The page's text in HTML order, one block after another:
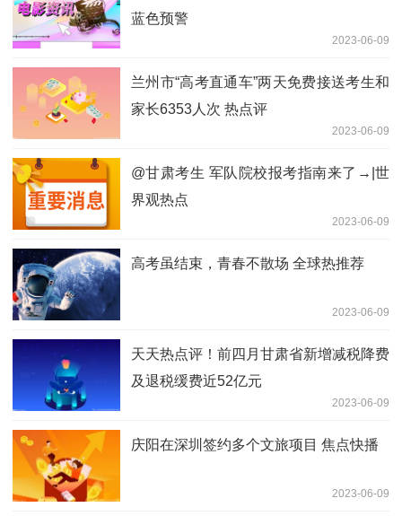
蓝色预警
2023-06-09
兰州市“高考直通车”两天免费接送考生和
家长6353人次 热点评
2023-06-09
@甘肃考生 军队院校报考指南来了→|世
界观热点
2023-06-09
高考虽结束，青春不散场 全球热推荐
2023-06-09
天天热点评！前四月甘肃省新增减税降费
及退税缓费近52亿元
2023-06-09
庆阳在深圳签约多个文旅项目 焦点快播
2023-06-09